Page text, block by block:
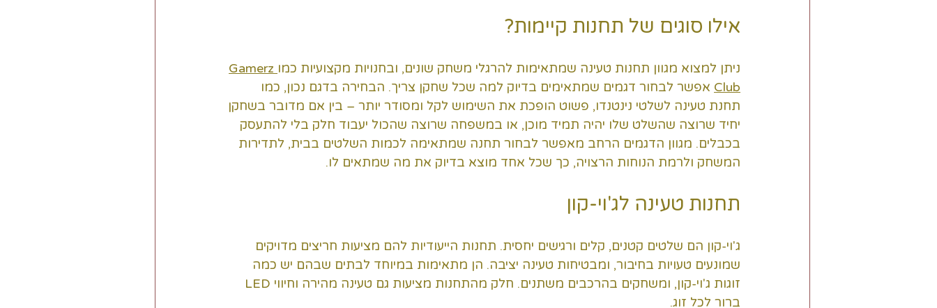
אילו סוגים של תחנות קיימות?
ניתן למצוא מגוון תחנות טעינה שמתאימות להרגלי משחק שונים, ובחנויות מקצועיות כמו Gamerz
Club אפשר לבחור דגמים שמתאימים בדיוק למה שכל שחקן צריך. הבחירה בדגם נכון, כמו
תחנת טעינה לשלטי נינטנדו, פשוט הופכת את השימוש לקל ומסודר יותר – בין אם מדובר בשחקן
יחיד שרוצה שהשלט שלו יהיה תמיד מוכן, או במשפחה שרוצה שהכול יעבוד חלק בלי להתעסק
בכבלים. מגוון הדגמים הרחב מאפשר לבחור תחנה שמתאימה לכמות השלטים בבית, לתדירות
המשחק ולרמת הנוחות הרצויה, כך שכל אחד מוצא בדיוק את מה שמתאים לו.
תחנות טעינה לג'וי-קון
ג'וי-קון הם שלטים קטנים, קלים ורגישים יחסית. תחנות הייעודיות להם מציעות חריצים מדויקים
שמונעים טעויות בחיבור, ומבטיחות טעינה יציבה. הן מתאימות במיוחד לבתים שבהם יש כמה
ברור לכל זוג.